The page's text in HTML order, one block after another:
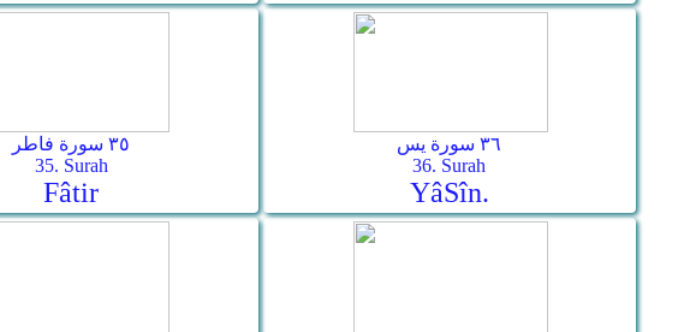
٣٥ سورة فاطر
35. Surah
Fâtir
٣٦ سورة يس
36. Surah
Yâ­Sîn.